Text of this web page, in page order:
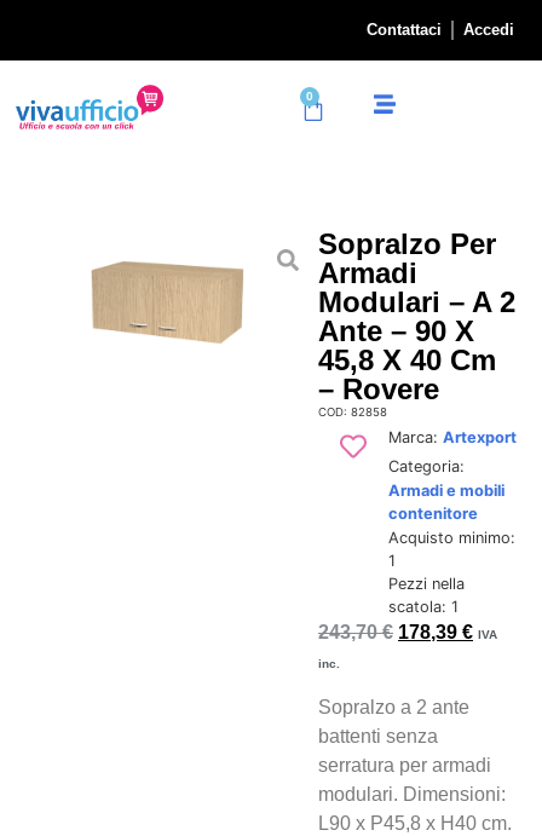
Contattaci Accedi
0
Sopralzo Per
Armadi
Modulari – A 2
Ante – 90 X
45,8 X 40 Cm
– Rovere
COD: 82858
Marca: Artexport
Categoria:
Armadi e mobili
contenitore
Acquisto minimo:
1
Pezzi nella
scatola: 1
243,70€ 178,39€ IVA
inc.
Sopralzo a 2 ante
battenti senza
serratura per armadi
modulari. Dimensioni:
L90 x P45,8 x H40 cm.